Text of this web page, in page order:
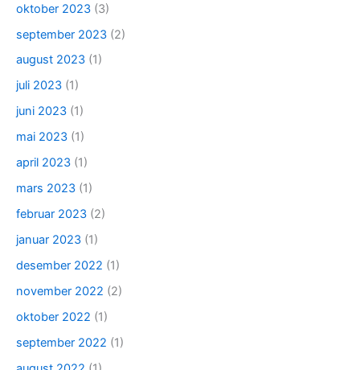
oktober 2023 (3)
september 2023 (2)
august 2023 (1)
juli 2023 (1)
juni 2023 (1)
mai 2023 (1)
april 2023 (1)
mars 2023 (1)
februar 2023 (2)
januar 2023 (1)
desember 2022 (1)
november 2022 (2)
oktober 2022 (1)
september 2022 (1)